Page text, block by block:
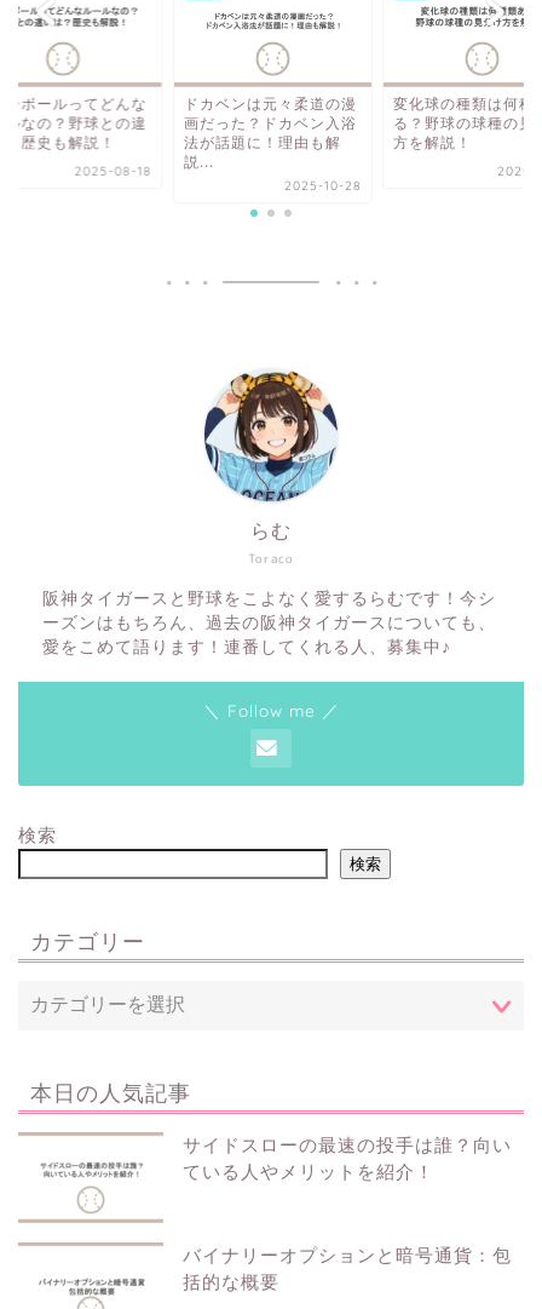
ーボールってどんな
ルなの？野球との違
？歴史も解説！
2025-08-18
ドカベンは元々柔道の漫
画だった？ドカベン入浴
法が話題に！理由も解
説...
2025-10-28
変化球の種類は何種
る？野球の球種の見
方を解説！
2025-
Toraco
らむ
阪神タイガースと野球をこよなく愛するらむです！今シ
ーズンはもちろん、過去の阪神タイガースについても、
愛をこめて語ります！連番してくれる人、募集中♪
＼ Follow me ／
検索
検索
カテゴリー
本日の人気記事
サイドスローの最速の投手は誰？向い
ている人やメリットを紹介！
バイナリーオプションと暗号通貨：包
括的な概要